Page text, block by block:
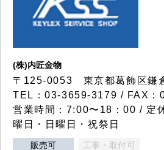
(株)内匠金物
〒125-0053 東京都葛飾区鎌
TEL：03-3659-3179 / FAX：
営業時間：7:00〜18：00 / 定
曜日・日曜日・祝祭日
販売可 工事・取付可